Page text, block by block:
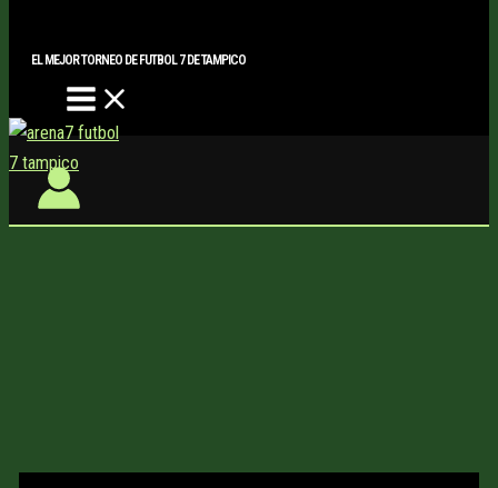
EL MEJOR TORNEO DE FUTBOL 7 DE TAMPICO